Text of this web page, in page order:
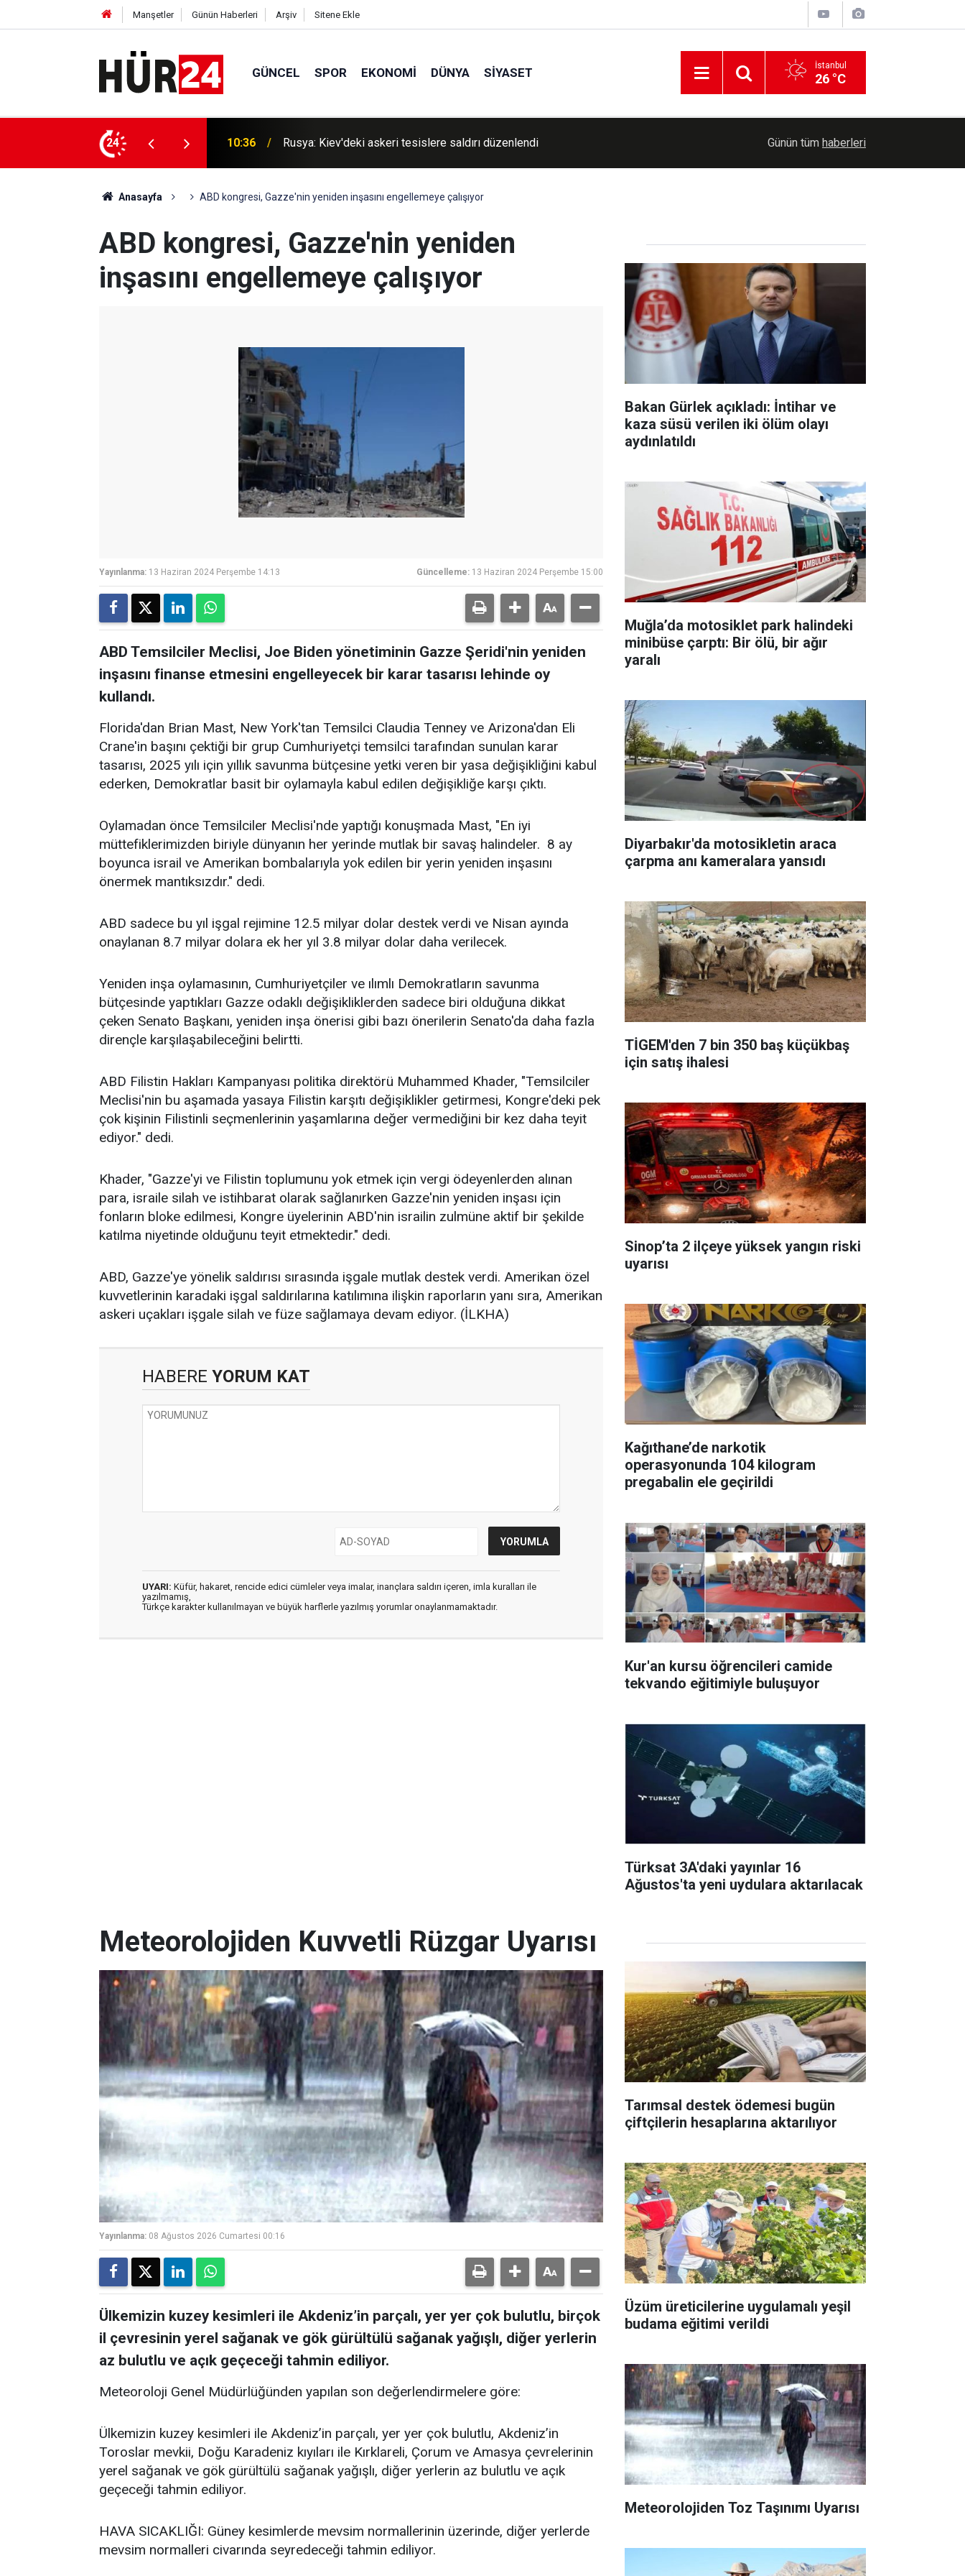
Manşetler Günün Haberleri Arşiv Sitene Ekle
GÜNCEL SPOR EKONOMI DÜNYA SIYASET İstanbul
26 °C
24 10:30 Diyarbakır'da motosikletin araca çarpma anı kameralara yansıdı MOTAŞ şoförü fenalaşan yolcuyu hastaneye
Günün tüm haberleri
Anasayfa ABD kongresi, Gazze'nin yeniden inşasını engellemeye çalışıyor
ABD kongresi, Gazze'nin yeniden
inşasını engellemeye çalışıyor
Yayınlanma: 13 Haziran 2024 Perşembe 14:13 Güncelleme: 13 Haziran 2024 Perşembe 15:00
ABD Temsilciler Meclisi, Joe Biden yönetiminin Gazze Şeridi'nin yeniden
inşasını finanse etmesini engelleyecek bir karar tasarısı lehinde oy
kullandı.
Florida'dan Brian Mast, New York'tan Temsilci Claudia Tenney ve Arizona'dan Eli
Crane'in başını çektiği bir grup Cumhuriyetçi temsilci tarafından sunulan karar
tasarısı, 2025 yılı için yıllık savunma bütçesine yetki veren bir yasa değişikliğini kabul
ederken, Demokratlar basit bir oylamayla kabul edilen değişikliğe karşı çıktı.
Oylamadan önce Temsilciler Meclisi'nde yaptığı konuşmada Mast, "En iyi
müttefiklerimizden biriyle dünyanın her yerinde mutlak bir savaş halindeler. 8 ay
boyunca israil ve Amerikan bombalarıyla yok edilen bir yerin yeniden inşasını
önermek mantıksızdır." dedi.
ABD sadece bu yıl işgal rejimine 12.5 milyar dolar destek verdi ve Nisan ayında
onaylanan 8.7 milyar dolara ek her yıl 3.8 milyar dolar daha verilecek.
Yeniden inşa oylamasının, Cumhuriyetçiler ve ılımlı Demokratların savunma
bütçesinde yaptıkları Gazze odaklı değişikliklerden sadece biri olduğuna dikkat
çeken Senato Başkanı, yeniden inşa önerisi gibi bazı önerilerin Senato'da daha fazla
dirençle karşılaşabileceğini belirtti.
ABD Filistin Hakları Kampanyası politika direktörü Muhammed Khader, "Temsilciler
Meclisi'nin bu aşamada yasaya Filistin karşıtı değişiklikler getirmesi, Kongre'deki pek
çok kişinin Filistinli seçmenlerinin yaşamlarına değer vermediğini bir kez daha teyit
ediyor." dedi.
Khader, "Gazze'yi ve Filistin toplumunu yok etmek için vergi ödeyenlerden alınan
para, israile silah ve istihbarat olarak sağlanırken Gazze'nin yeniden inşası için
fonların bloke edilmesi, Kongre üyelerinin ABD'nin israilin zulmüne aktif bir şekilde
katılma niyetinde olduğunu teyit etmektedir." dedi.
ABD, Gazze'ye yönelik saldırısı sırasında işgale mutlak destek verdi. Amerikan özel
kuvvetlerinin karadaki işgal saldırılarına katılımına ilişkin raporların yanı sıra, Amerikan
askeri uçakları işgale silah ve füze sağlamaya devam ediyor. (İLKHA)
HABERE YORUM KAT
UYARI: Küfür, hakaret, rencide edici cümleler veya imalar, inançlara saldırı içeren, imla kuralları ile
yazılmamış,
Türkçe karakter kullanılmayan ve büyük harflerle yazılmış yorumlar onaylanmamaktadır.
Bakan Gürlek açıkladı: İntihar ve
kaza süsü verilen iki ölüm olayı
aydınlatıldı
Muğla’da motosiklet park halindeki
minibüse çarptı: Bir ölü, bir ağır
yaralı
Diyarbakır'da motosikletin araca
çarpma anı kameralara yansıdı
TİGEM'den 7 bin 350 baş küçükbaş
için satış ihalesi
Sinop’ta 2 ilçeye yüksek yangın riski
uyarısı
Kağıthane’de narkotik
operasyonunda 104 kilogram
pregabalin ele geçirildi
Kur'an kursu öğrencileri camide
tekvando eğitimiyle buluşuyor
Türksat 3A'daki yayınlar 16
Ağustos'ta yeni uydulara aktarılacak
Meteorolojiden Kuvvetli Rüzgar Uyarısı
Yayınlanma: 08 Ağustos 2026 Cumartesi 00:16
Ülkemizin kuzey kesimleri ile Akdeniz’in parçalı, yer yer çok bulutlu, birçok
il çevresinin yerel sağanak ve gök gürültülü sağanak yağışlı, diğer yerlerin
az bulutlu ve açık geçeceği tahmin ediliyor.
Meteoroloji Genel Müdürlüğünden yapılan son değerlendirmelere göre:
Ülkemizin kuzey kesimleri ile Akdeniz’in parçalı, yer yer çok bulutlu, Akdeniz’in
Toroslar mevkii, Doğu Karadeniz kıyıları ile Kırklareli, Çorum ve Amasya çevrelerinin
yerel sağanak ve gök gürültülü sağanak yağışlı, diğer yerlerin az bulutlu ve açık
geçeceği tahmin ediliyor.
HAVA SICAKLIĞI: Güney kesimlerde mevsim normallerinin üzerinde, diğer yerlerde
mevsim normalleri civarında seyredeceği tahmin ediliyor.
Tarımsal destek ödemesi bugün
çiftçilerin hesaplarına aktarılıyor
Üzüm üreticilerine uygulamalı yeşil
budama eğitimi verildi
Meteorolojiden Toz Taşınımı Uyarısı